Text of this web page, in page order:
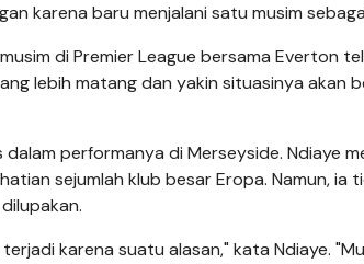
karena baru menjalani satu musim
di Premier League bersama Everton
lebih matang dan yakin situasinya akan
performanya di Merseyside. Ndiaye
sejumlah klub besar Eropa. Namun, ia
karena suatu alasan," kata Ndiaye.